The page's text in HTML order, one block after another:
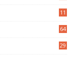
11
64
29